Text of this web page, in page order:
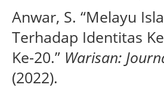
Anwar, S. “Melayu
Terhadap Identitas
Ke-20.” Warisan:
(2022).